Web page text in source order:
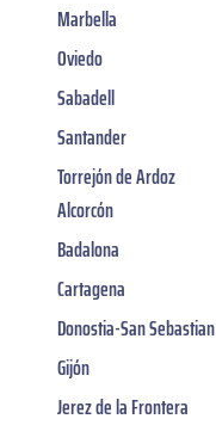
Marbella
Oviedo
Sabadell
Santander
Torrejón de Ardoz
Alcorcón
Badalona
Cartagena
Donostia-San Sebastian
Gijón
Jerez de la Frontera